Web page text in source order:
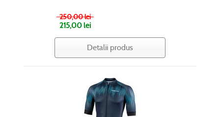
250,00 lei
215,00 lei
Detalii produs